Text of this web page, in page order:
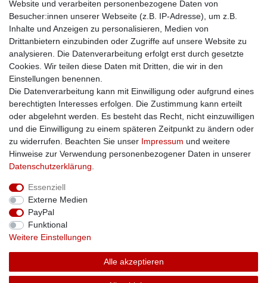
Mehr über uns
Kontakt
Impressum
Zusatzinfos
AGB
Altölentsorgung
Batterieentsorgung
Datenschutz
Lieferbedingungen
Widerrufsbelehrung
Widerrufsformular
Zahlungsarten
Bankdaten
SSL: Sicher einkaufen!
Unsere Kaufabwicklung ist durch SSL gesichert.
Website und verarbeiten personenbezogene Daten von
Besucher:innen unserer Webseite (z.B. IP-Adresse), um z.B.
Inhalte und Anzeigen zu personalisieren, Medien von
Drittanbietern einzubinden oder Zugriffe auf unsere Website zu
analysieren. Die Datenverarbeitung erfolgt erst durch gesetzte
Cookies. Wir teilen diese Daten mit Dritten, die wir in den
Einstellungen benennen.
Die Datenverarbeitung kann mit Einwilligung oder aufgrund eines
berechtigten Interesses erfolgen. Die Zustimmung kann erteilt
oder abgelehnt werden. Es besteht das Recht, nicht einzuwilligen
und die Einwilligung zu einem späteren Zeitpunkt zu ändern oder
zu widerrufen. Beachten Sie unser Impressum und weitere
Hinweise zur Verwendung personenbezogener Daten in unserer
Daten­schutz­erklärung
Essenziell
Externe Medien
PayPal
Funktional
Weitere Einstellungen
Alle akzeptieren